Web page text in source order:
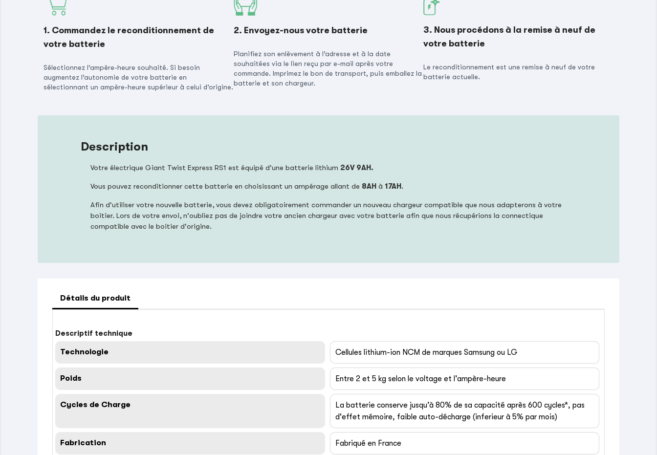
1. Commandez le reconditionnement de
votre batterie
Sélectionnez l’ampère-heure souhaité. Si besoin
augmentez l’autonomie de votre batterie en
sélectionnant un ampère-heure supérieur à celui d’origine.
2. Envoyez-nous votre batterie
Planifiez son enlèvement à l’adresse et à la date
souhaitées via le lien reçu par e-mail après votre
commande. Imprimez le bon de transport, puis emballez la
batterie et son chargeur.
3. Nous procédons à la remise à neuf de
votre batterie
Le reconditionnement est une remise à neuf de votre
batterie actuelle.
Description
Votre électrique Giant Twist Express RS1 est équipé d'une batterie lithium 26V 9AH.
Vous pouvez reconditionner cette batterie en choisissant un ampérage allant de 8AH à 17AH .
Afin d'utiliser votre nouvelle batterie, vous devez obligatoirement commander un nouveau chargeur compatible que nous adapterons à votre
boitier. Lors de votre envoi, n'oubliez pas de joindre votre ancien chargeur avec votre batterie afin que nous récupérions la connectique
compatible avec le boitier d'origine.
Détails du produit
Descriptif technique
Technologie Cellules lithium-ion NCM de marques Samsung ou LG
Poids Entre 2 et 5 kg selon le voltage et l’ampère-heure
Cycles de Charge
La batterie conserve jusqu’à 80% de sa capacité après 600 cycles*, pas
d'effet mémoire, faible auto-décharge (inferieur à 5% par mois)
Fabrication Fabriqué en France